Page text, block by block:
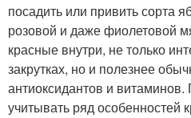
посадить или привить сорта
розовой и даже фиолетовой
красные внутри, не только
закрутках, но и полезнее
антиоксидантов и
учитывать ряд особенностей